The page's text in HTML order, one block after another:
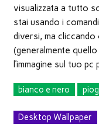
visualizzata a tutto
stai usando i
diversi, ma
(generalmente
l’immagine sul tuo
bianco e nero
Desktop Wallpaper